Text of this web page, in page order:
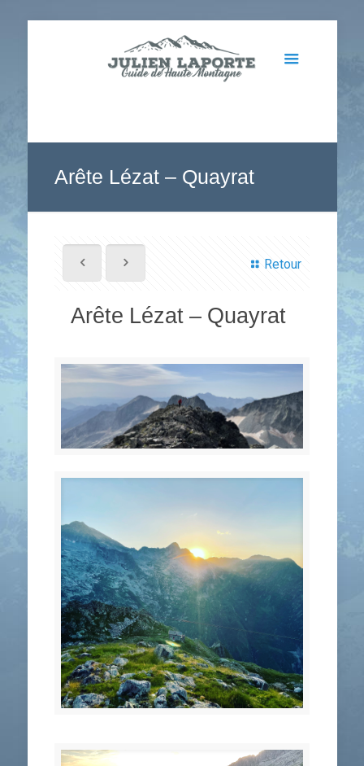
Arête Lézat – Quayrat
Retour
Arête Lézat – Quayrat